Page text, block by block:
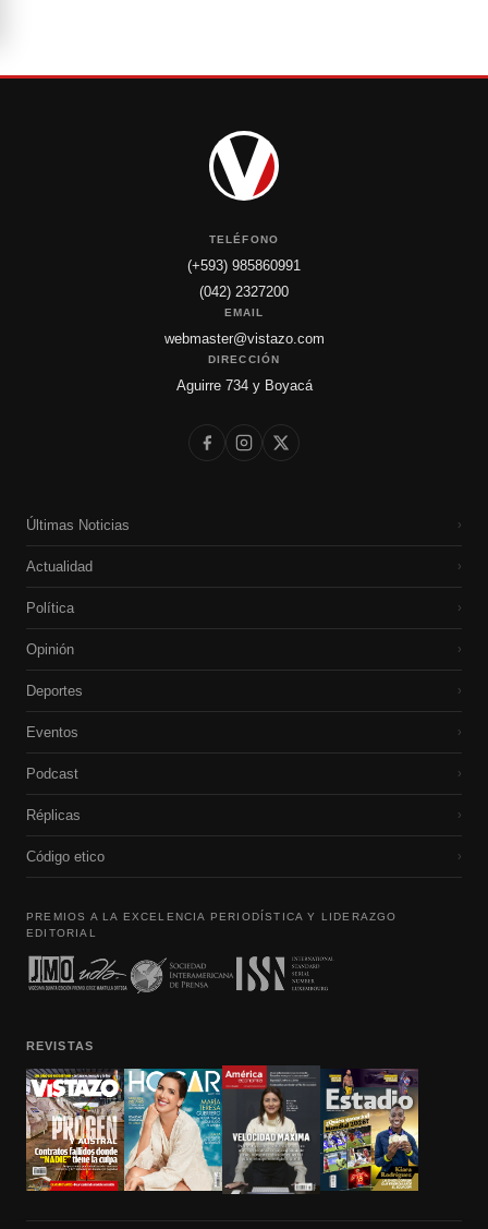
TELÉFONO
(+593) 985860991
(042) 2327200
EMAIL
webmaster@vistazo.com
DIRECCIÓN
Aguirre 734 y Boyacá
Últimas Noticias ›
Actualidad ›
Política ›
Opinión ›
Deportes ›
Eventos ›
Podcast ›
Réplicas ›
Código etico ›
PREMIOS A LA EXCELENCIA PERIODÍSTICA Y LIDERAZGO
EDITORIAL
REVISTAS